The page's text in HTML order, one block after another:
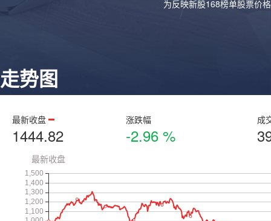
为反映新股168榜单股票价
走势图
最新收盘
1444.82
涨跌幅
-2.96 %
成